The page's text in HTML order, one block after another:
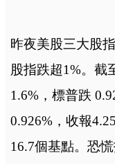
昨夜美股三大股
股指跌超1%。截
1.6%，標普跌
0.926%，收報
16.7個基點。恐